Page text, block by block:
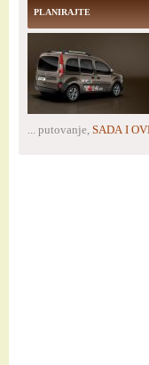
PLANIRAJTE
... putovanje, SADA I